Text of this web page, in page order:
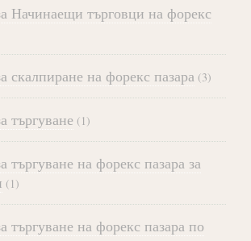
Начинаещи търговци на форекс
скалпиране на форекс пазара (3)
търгуване (1)
търгуване на форекс пазара за
(1)
търгуване на форекс пазара по